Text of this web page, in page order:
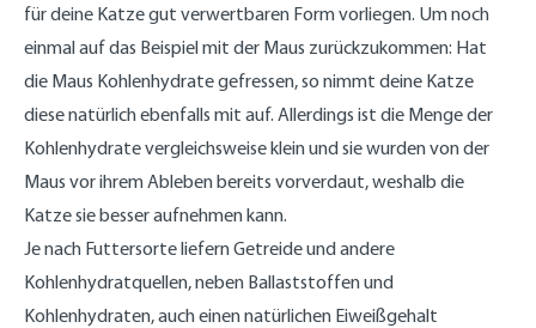
für deine Katze gut verwertbaren Form vorliegen. Um noch
einmal auf das Beispiel mit der Maus zurückzukommen: Hat
die Maus Kohlenhydrate gefressen, so nimmt deine Katze
diese natürlich ebenfalls mit auf. Allerdings ist die Menge der
Kohlenhydrate vergleichsweise klein und sie wurden von der
Maus vor ihrem Ableben bereits vorverdaut, weshalb die
Katze sie besser aufnehmen kann.
Je nach Futtersorte liefern Getreide und andere
Kohlenhydratquellen, neben Ballaststoffen und
Kohlenhydraten, auch einen natürlichen Eiweißgehalt